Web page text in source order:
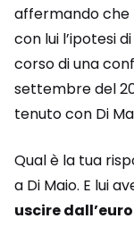
affermando che
con lui l’ipotesi
corso di una
settembre del
tenuto con Di
Qual è la tua
a Di Maio. E lui
uscire